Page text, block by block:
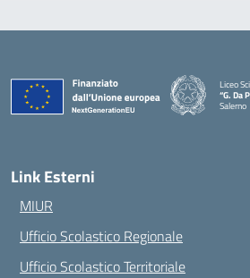
Liceo
“G. Da
Salerno
Link Esterni
MIUR
Ufficio Scolastico Regionale
Ufficio Scolastico Territoriale